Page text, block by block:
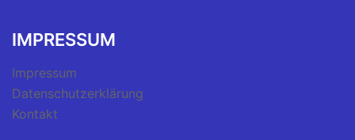
IMPRESSUM
Impressum
Datenschutzerklärung
Kontakt